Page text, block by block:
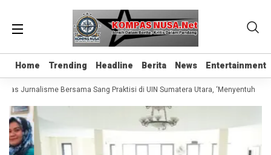
Home Trending Headline Berita News Entertainment
Home Trending Headline Berita News Entertainment
Jurnalisme Bersama Sang Praktisi di UIN Sumatera Utara, ‘Menyentuh Hati